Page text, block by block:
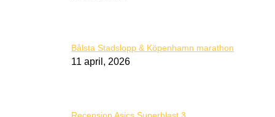
Bålsta Stadslopp & Köpenhamn marathon
11 april, 2026
Recension Asics Superblast 3